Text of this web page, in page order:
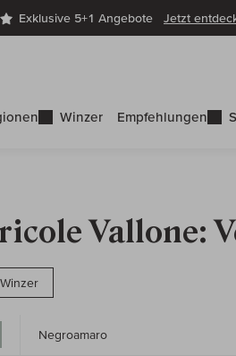
Exklusive 5+1 Angebote Jetzt
Winzer Empfehlungen
Vallone:
Negroamaro